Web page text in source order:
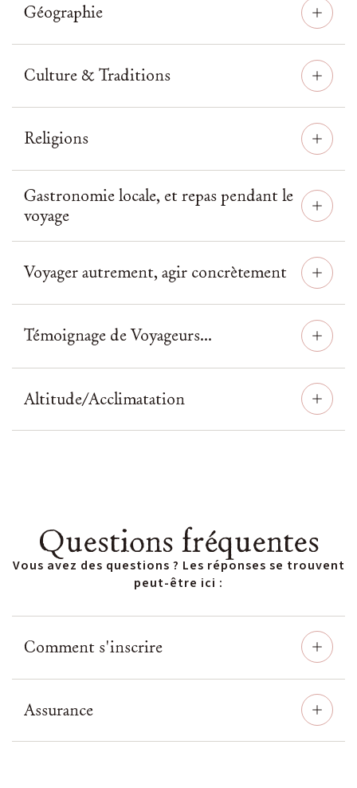
Géographie
Culture & Traditions
Religions
Gastronomie locale, et repas pendant le
voyage
Voyager autrement, agir concrètement
Témoignage de Voyageurs...
Altitude/Acclimatation
Questions fréquentes
Vous avez des questions ? Les réponses se trouvent
peut-être ici :
Comment s'inscrire
Assurance